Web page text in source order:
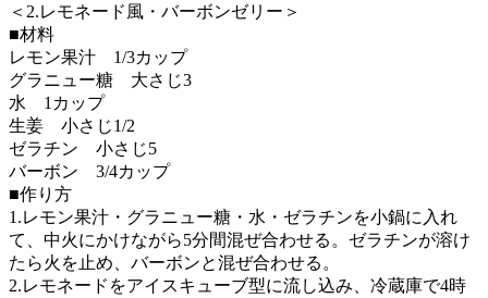
＜2.レモネード風・バーボンゼリー＞
■材料
レモン果汁 1/3カップ
グラニュー糖 大さじ3
水 1カップ
生姜 小さじ1/2
ゼラチン 小さじ5
バーボン 3/4カップ
■作り方
1.レモン果汁・グラニュー糖・水・ゼラチンを小鍋に入れ
て、中火にかけながら5分間混ぜ合わせる。ゼラチンが溶け
たら火を止め、バーボンと混ぜ合わせる。
2.レモネードをアイスキューブ型に流し込み、冷蔵庫で4時